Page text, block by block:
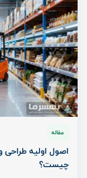
مقاله
اصول اولیه طراحی
چیست؟